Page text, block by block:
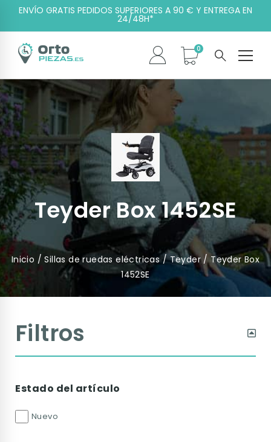
ENVÍO GRATIS PEDIDOS SUPERIORES A 90 € Y ENTREGA EN
24/48H*
Teyder Box 1452SE
Inicio /Sillas de ruedas eléctricas/Teyder/ Teyder Box
1452SE
Filtros
Estado del artículo
Nuevo